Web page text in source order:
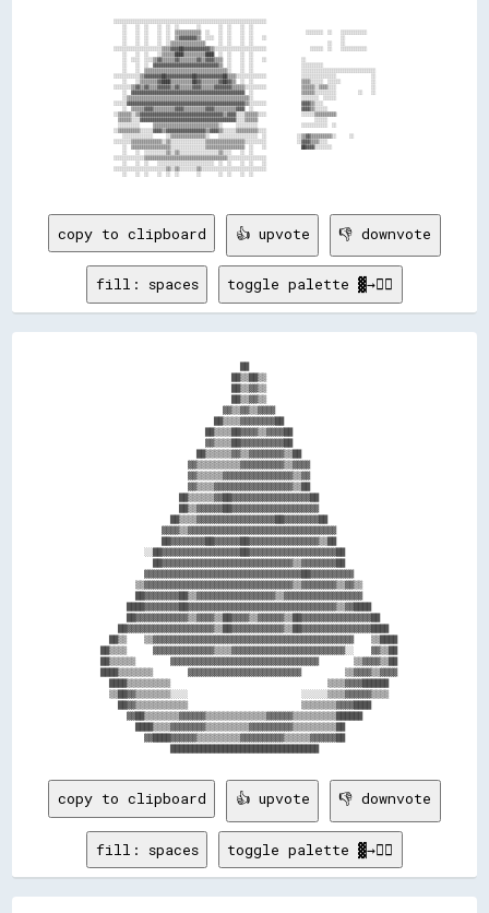
      ░░    ░░  ░░    ░░  ░░  ▒▒▒▒▒▒▒▒▒▒▒▒  ░░    ░░  ░░    ░░  ░░                        ░░░░░░░░  ░░    ░░░░░░░░░░░░
      ░░    ░░  ░░    ░░  ░░  ▒▒▓▓▓▓▓▓▓▓▒▒  ░░░░  ░░  ░░    ░░  ░░    ░░                                  ░░
      ░░    ░░  ░░    ░░  ░░▒▒▒▒▒▒▒▒▒▒▒▒▒▒▒▒      ░░  ░░    ░░  ░░                                  ░░    ░░
  ░░░░░░░░░░░░░░░░░░░░░░▒▒▒▒▓▓▓▓██▓▓▓▓▓▓▓▓▓▓▓▓▒▒░░░░░░░░░░░░░░░░░░░░░░░░                    ░░░░░░  ░░    ░░░░░░░░░░░░
      ░░    ░░  ░░    ░░▒▒▒▒▒▒████▒▒▒▒▒▒▒▒▒▒████  ░░  ░░    ░░  ░░
      ░░  ░░░░  ░░░░▒▒▓▓▒▒▒▒▒▒▓▓▒▒▒▒▒▒▒▒▓▓▒▒▓▓▓▓▒▒▒▒  ░░    ░░  ░░    ░░                ░░
      ░░    ░░  ░░  ▓▓▓▓▓▓▓▓▓▓▓▓▓▓▓▓▓▓▓▓▓▓▓▓▓▓▓▓▓▓▒▒  ░░    ░░  ░░                      ░░░░░░░░░░
      ░░    ░░  ▒▒▒▒▒▒▒▒▒▒▒▒▒▒▒▒▒▒▒▒▒▒▒▒▒▒▒▒▒▒▒▒▒▒▒▒▒▒░░    ░░  ░░                      ░░░░░░░░░░░░░░░░░░░░░░░░░░░░░░░░░░
  ░░░░░░░░░░░░▒▒▓▓▓▓▓▓▓▓██▓▓▓▓▓▓▓▓▓▓▓▓██▓▓▓▓▓▓▓▓▓▓▓▓██▒▒▒▒░░░░░░░░░░░░░░                ░░░░░░░░░░░░░░░░                ░░
      ░░    ░░▒▒▒▒▒▒▒▒▓▓████▒▒▒▒▒▒▒▒▒▒██▓▓▒▒▒▒▒▒▒▒▓▓██▓▓▒▒  ░░  ░░                      ▒▒▒▒░░░░░░  ░░░░░░              ░░
  ░░░░░░░░▒▒▓▓▒▒▓▓▒▒▒▒▓▓▓▓▓▓▒▒▓▓▒▒▒▒▒▒▓▓▓▓▒▒▒▒▒▒▓▓▓▓▓▓▓▓▒▒▒▒▒▒░░░░░░░░░░                ▒▒▒▒▒▒░░▒▒▒▒░░░░                ░░
      ░░  ▓▓▓▓▓▓▓▓▓▓▓▓▓▓▓▓▓▓▓▓▓▓▓▓▓▓▓▓▓▓▓▓▓▓▓▓▓▓▓▓▓▓▓▓▓▓▓▓▓▓▓▓  ░░                      ▒▒▒▒▒▒░░░░░░░░░░          ░░    ░░
      ░░▒▒▒▒▒▒▒▒▒▒▒▒▒▒▒▒▒▒▒▒▒▒▒▒▒▒▒▒▒▒▒▒▒▒▒▒▒▒▒▒▒▒▒▒▒▒▒▒▒▒▒▒▒▒▒▒░░                      ░░░░░░░░  ░░░░░░
  ░░░░░░▓▓▓▓▓▓▓▓▓▓▓▓▓▓▓▓▓▓▓▓▓▓▓▓▓▓▓▓▓▓▓▓▓▓▓▓▓▓▓▓▓▓▓▓▓▓▓▓▓▓▓▓▓▓▒▒░░░░░░░░                ▓▓▓▓▒▒░░░░
      ░░  ▒▒▒▒▒▒▓▓▓▓▒▒▒▒▒▒▒▒▒▒▓▓▓▓▒▒▒▒▒▒▒▒▒▒▓▓▓▓▒▒▒▒▒▒▒▒▒▒▓▓▓▓  ░░                      ▓▓▓▓▒▒░░░░░░
  ░░▒▒▒▒▒▒░░▒▒▓▓▓▓▓▓▓▓▓▓▓▓▓▓▓▓▓▓▓▓▓▓▓▓▓▓▓▓▓▓▓▓▓▓▓▓▓▓▒▒▓▓▓▓░░░░▒▒▒▒▒▒░░░░                ░░░░░░▒▒▒▒▒▒▒▒▒▒
    ▒▒▒▒▒▒░░░░▓▓▓▓▓▓▓▓▓▓▓▓▓▓▓▓▓▓▓▓▓▓▓▓▓▓▓▓▓▓▓▓▓▓▓▓▓▓▓▓▓▓▓▓░░░░▒▒▒▒▒▒                          ░░░░░░
    ░░░░░░░░░░      ▒▒▒▒▒▒▒▒▒▒▒▒▒▒▒▒▒▒▒▒▒▒▒▒▒▒▒▒▒▒░░      ░░░░░░░░░░                    ░░░░░░░░░░░░  ░░
  ░░▒▒▒▒▒▒▒▒▒▒░░░░░░▓▓▓▓▒▒▓▓▓▓▓▓▓▓▓▓▓▓▓▓▓▓▓▓▒▒▓▓▓▓▒▒░░░░░░▒▒▒▒▒▒▒▒▒▒░░░░
      ░░░░░░░░░░░░░░      ░░▒▒▒▒▒▒▒▒▒▒▒▒▒▒▒▒░░    ░░░░░░░░░░░░░░░░░░  ░░              ░░▒▒▓▓▒▒▒▒▒▒▒▒▒▒░░      ░░
  ░░░░░░░░▒▒▒▒▒▒▒▒▒▒▒▒▒▒░░▒▒░░░░░░░░░░░░░░░░▒▒▒▒▒▒▒▒▒▒▒▒▒▒▒▒▒▒░░░░░░░░░░              ░░▓▓▓▓▒▒▒▒░░░░
      ░░  ▒▒▒▒▒▒▒▒▒▒▒▒▒▒▒▒▒▒░░░░░░░░░░░░░░░░▒▒▒▒▒▒▒▒▒▒▒▒▒▒▒▒▒▒  ░░    ░░                ██▓▓▓▓░░░░░░░░
      ░░    ░░  ░░░░░░░░░░▒▒░░▒▒░░░░░░░░░░░░░░░░░░▒▒░░░░    ░░  ░░
  ░░░░░░░░░░░░░░▒▒▒▒▒▒▒▒▒▒▒▒▒▒▒▒▒▒▒▒▒▒▒▒▒▒▒▒▒▒▒▒▒▒▒▒▒▒░░░░░░░░░░░░░░░░░░
  ░░░░░░░░░░░░░░░░░░░░░░░░▒▒░░▒▒░░░░░░░░▒▒░░░░░░░░░░░░░░░░░░░░░░░░░░░░░░
copy to clipboard 👍 upvote 👎 downvote
fill: spaces toggle palette ▓→✊🏽
                                  ██
                                ██▒▒██▒▒
                                ██▒▒▓▓▒▒
                                ██▒▒▓▓▒▒
                              ▓▓▒▒▓▓▒▒▓▓▓▓
                            ██▒▒▒▒▓▓▓▓▓▓▓▓██
                          ██▒▒▒▒██▓▓▓▓▒▒▓▓▓▓██
                          ▓▓▒▒▒▒██▓▓▓▓▓▓▓▓▓▓██
                        ██▒▒▒▒▒▒▓▓▒▒▓▓▓▓▓▓▓▓▒▒██
                      ▓▓▒▒▒▒▒▒▒▒▒▒▓▓▓▓▓▓▓▓▓▓▒▒▓▓▓▓
                      ▓▓▒▒▒▒▒▒▓▓▓▓▓▓▓▓▓▓▓▓▓▓▓▓▒▒▓▓
                      ▓▓▒▒▒▒▓▓▓▓▓▓▓▓▓▓▓▓▓▓▓▓▓▓▒▒██
                    ██▒▒▒▒▒▒▓▓██▓▓▓▓▓▓▓▓▓▓▓▓▓▓▓▓▓▓██
                    ██▒▒▓▓▓▓▓▓██▓▓▓▓▓▓▓▓▓▓▓▓▓▓▓▓▓▓▓▓
                  ██▒▒▒▒▓▓▓▓▓▓▓▓▓▓▓▓▓▓▓▓▓▓██▓▓▓▓▓▓▓▓██
                ▓▓▓▓▒▒▓▓▓▓▓▓▓▓▓▓▓▓▓▓▓▓▓▓▓▓▓▓▓▓▓▓▓▓▓▓▓▓▓▓
                ██▓▓▓▓▓▓▓▓██▓▓▓▓▓▓██▓▓▓▓▓▓▓▓▓▓▓▓▓▓▓▓▒▒██
            ░░██▓▓▓▓▓▓▓▓▓▓▓▓▓▓▓▓▓▓██▓▓▓▓▓▓▓▓▓▓▓▓▓▓▓▓▓▓▓▓██
              ██▓▓▓▓▓▓▓▓▓▓▓▓▓▓▓▓▓▓▓▓▓▓▓▓▓▓▓▓▓▓▒▒▓▓▓▓▓▓▓▓██
            ▓▓▓▓▓▓▓▓▓▓▓▓▓▓▓▓▓▓▓▓▓▓▓▓▓▓▓▓▓▓▓▓▓▓▓▓██▓▓▓▓▓▓▓▓▓▓
          ▒▒▓▓▓▓▓▓▓▓▓▓▓▓▓▓▓▓▓▓▓▓▓▓▓▓▓▓▓▓▓▓▓▓▓▓▒▒▓▓▓▓▓▓▓▓▒▒▓▓▒▒
          ██▓▓▓▓▓▓▓▓██▒▒▓▓▓▓▓▓▓▓▓▓▓▓▓▓▓▓▓▓▒▒▓▓▓▓▓▓▓▓▓▓▓▓▓▓▓▓▓▓
        ████▓▓▓▓▓▓▓▓██▓▓▓▓▓▓▓▓▓▓▓▓▓▓▓▓▓▓▓▓▓▓▓▓▓▓▓▓▓▓▓▓▓▓▒▒▓▓████
        ██▓▓▓▓▓▓▓▓▓▓▓▓▒▒▓▓▓▓▒▒██▓▓▓▓▒▒▓▓▓▓▓▓▒▒██▓▓▓▓▓▓▓▓▓▓▓▓▓▓▓▓██
      ██▓▓▓▓▓▓▓▓▓▓▓▓▓▓▓▓▓▓▓▓▒▒██▓▓▓▓▓▓▓▓▓▓▓▓▒▒██▓▓▓▓▓▓▓▓▓▓▓▓▓▓▓▓████
    ██▒▒    ▒▒▓▓▓▓▓▓▓▓▓▓▓▓▓▓▓▓▓▓▓▓▓▓▓▓▓▓▓▓▓▓▓▓▓▓▓▓▓▓▓▓▓▓▓▓▓▓    ▒▒████
  ██▒▒▒▒      ▓▓▓▓▓▓▓▓▓▓▓▓▓▓▒▒▒▒▓▓▓▓▓▓▓▓▓▓▓▓▓▓▓▓▓▓▓▓▓▓▓▓▓▓░░    ▓▓▒▒██
  ██▒▒▒▒▒▒        ▓▓▓▓▓▓▓▓▓▓▓▓▓▓▓▓▓▓▓▓▓▓▓▓▓▓▓▓▓▓▓▓▓▓        ▒▒▓▓▓▓▒▒██
  ████▒▒▒▒▒▒▒▒        ▓▓▓▓▓▓▓▓▓▓▓▓▓▓▓▓▓▓▓▓▓▓▓▓▓▓          ▒▒▓▓▓▓▒▒▓▓▓▓
    ████▒▒▒▒▒▒▒▒▒▒                                    ▒▒▒▒▓▓▓▓██████
    ▒▒██▓▓▒▒▒▒▒▒▒▒░░░░                          ░░░░░░▒▒▒▒▓▓▓▓▓▓▒▒▒▒
      ██▓▓▒▒▒▒▒▒▒▒▒▒▒▒                          ▒▒▒▒▒▒▒▒▓▓▓▓████
        ▓▓██▒▒▒▒▒▒▒▒▓▓▓▓▓▓▒▒▒▒▒▒▒▒▒▒▒▒▒▒▓▓▓▓▓▓▒▒▒▒▒▒▒▒▒▒██████
          ████▒▒▒▒▓▓▓▓▓▓▓▓▒▒▒▒▒▒▒▒▒▒▓▓▓▓▓▓▓▓▓▓▒▒▒▒▒▒▒▒▒▒██
            ▓▓████▓▓▓▓▓▓▒▒▒▒▒▒▒▒▒▒▓▓▓▓▓▓▓▓▓▓▒▒▒▒▒▒▓▓▓▓▓▓██
copy to clipboard 👍 upvote 👎 downvote
fill: spaces toggle palette ▓→✊🏽